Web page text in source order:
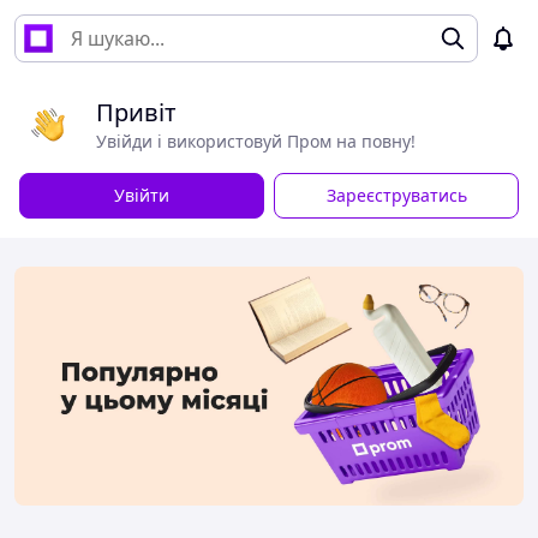
Привіт
Увійди і використовуй Пром на повну!
Увійти Зареєструватись